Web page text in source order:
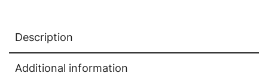
Description
Additional information